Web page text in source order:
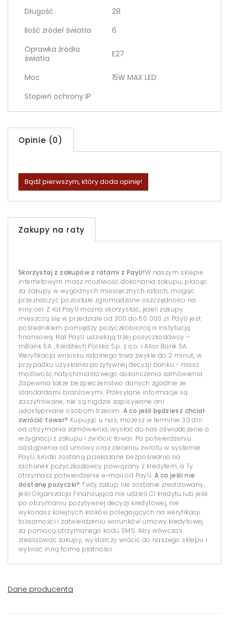
Długość
28
Ilość żródeł światła
6
Oprawka źródła
światła
E27
Moc
15W MAX LED
Stopień ochrony IP
Opinie (0)
Bądź pierwszym, który doda opinię!
Zakupy na raty
Skorzystaj z zakupów z ratami z PayU!W naszym sklepie
internetowym masz możliwość dokonania zakupu, płacąc
za zakupy w wygodnych miesięcznych ratach, mogąc
przeznaczyć pozostałe zgromadzone oszczędności na
inny cel. Z rat PayU można skorzystać, jeżeli zakupy
mieszczą się w przedziale od 300 do 50 000 zł. PayU jest
pośrednikiem pomiędzy pożyczkobiorcą a instytucją
finansową. Rat PayU udzielają trzej pożyczkodawcy –
mBank SA , Kreditech Polska Sp. z o.o. i Alior Bank SA.
Weryfikacja wniosku ratalnego trwa zwykle do 2 minut, w
przypadku uzyskania pozytywnej decyzji banku - masz
możliwość natychmiastowego dokończenia zamówienia.
Zapewnia także bezpieczeństwo danych zgodnie ze
standardami branżowymi. Przesyłane informacje są
zaszyfrowane, nie są nigdzie zapisywane ani
udostępniane osobom trzecim. A co jeśli będziesz chciał
zwrócić towar? Kupując u nas, możesz w terminie 30 dni
od otrzymania zamówienia, wysłać do nas oświadczenie o
rezygnacji z zakupu i zwrócić towar. Po potwierdzeniu
odstąpienia od umowy oraz zleceniu zwrotu w systemie
PayU, środki zostaną przekazane bezpośrednio na
rachunek pożyczkodawcy powiązany z kredytem, a Ty
otrzymasz potwierdzenie e-mail od PayU. A co jeśli nie
dostanę pożyczki? Twój zakup nie zostanie zrealizowany,
jeśli Organizacja Finansująca nie udzieli Ci kredytu lub jeśli
po otrzymaniu pozytywnej decyzji kredytowej, nie
wykonasz kolejnych kroków polegających na weryfikacji
tożsamości i zatwierdzeniu warunków umowy kredytowej
za pomocą otrzymanego kodu SMS. Aby wówczas
zrealizować zakupy, wystarczy wrócić do naszego sklepu i
wybrać inną formę płatności.
Dane producenta